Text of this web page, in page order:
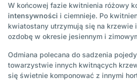
W końcowej fazie kwitnienia różowy
intensywności i ciemnieje. Po
kwiatostany utrzymują się na krzewie
ozdobę w okresie jesiennym i
Odmiana polecana do sadzenia
towarzystwie innych kwitnących
się świetnie komponować z innymi